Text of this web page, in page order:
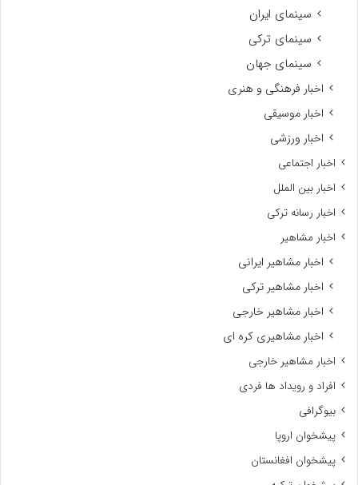
سینمای ایران
سینمای ترکی
سینمای جهان
اخبار فرهنگی و هنری
اخبار موسیقی
اخبار ورزشی
اخبار اجتماعی
اخبار بین الملل
اخبار رسانه ترکی
اخبار مشاهیر
اخبار مشاهیر ایرانی
اخبار مشاهیر ترکی
اخبار مشاهیر خارجی
اخبار مشاهیری کره ای
اخبار مشاهیر خارجی
افراد و رویداد ها فردی
بیوگرافی
پیشخوان اروپا
پیشخوان افغانستان